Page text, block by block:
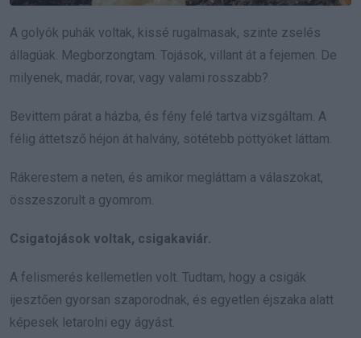
A golyók puhák voltak, kissé rugalmasak, szinte zselés
állagúak. Megborzongtam. Tojások, villant át a fejemen. De
milyenek, madár, rovar, vagy valami rosszabb?
Bevittem párat a házba, és fény felé tartva vizsgáltam. A
félig áttetsző héjon át halvány, sötétebb pöttyöket láttam.
Rákerestem a neten, és amikor megláttam a válaszokat,
összeszorult a gyomrom.
Csigatojások voltak, csigakaviár.
A felismerés kellemetlen volt. Tudtam, hogy a csigák
ijesztően gyorsan szaporodnak, és egyetlen éjszaka alatt
képesek letarolni egy ágyást.